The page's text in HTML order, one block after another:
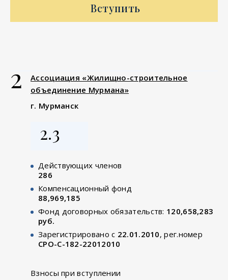
Вступить
2
Ассоциация «Жилищно-строительное
объединение Мурмана»
г. Мурманск
2.3
Действующих членов
286
Компенсационный фонд
88,969,185
Фонд договорных обязательств: 120,658,283
руб.
Зарегистрировано с 22.01.2010, рег.номер
СРО-С-182-22012010
Взносы при вступлении